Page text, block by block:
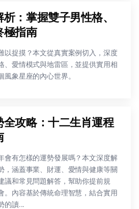
：掌握雙子男性格、
極指南
以捉摸？本文從真實案例切入，深度
、愛情模式與地雷區，並提供實用相
象星座的內心世界。
攻略：十二生肖運程
會有怎樣的運勢發展嗎？本文深度解
，涵蓋事業、財運、愛情與健康等關
議和常見問題解答，幫助你提前規
。內容基於傳統命理智慧，結合實用
的讀...